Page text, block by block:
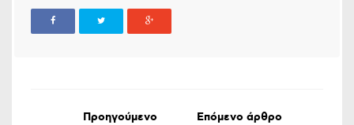
Προηγούμενο
Επόμενο άρθρο